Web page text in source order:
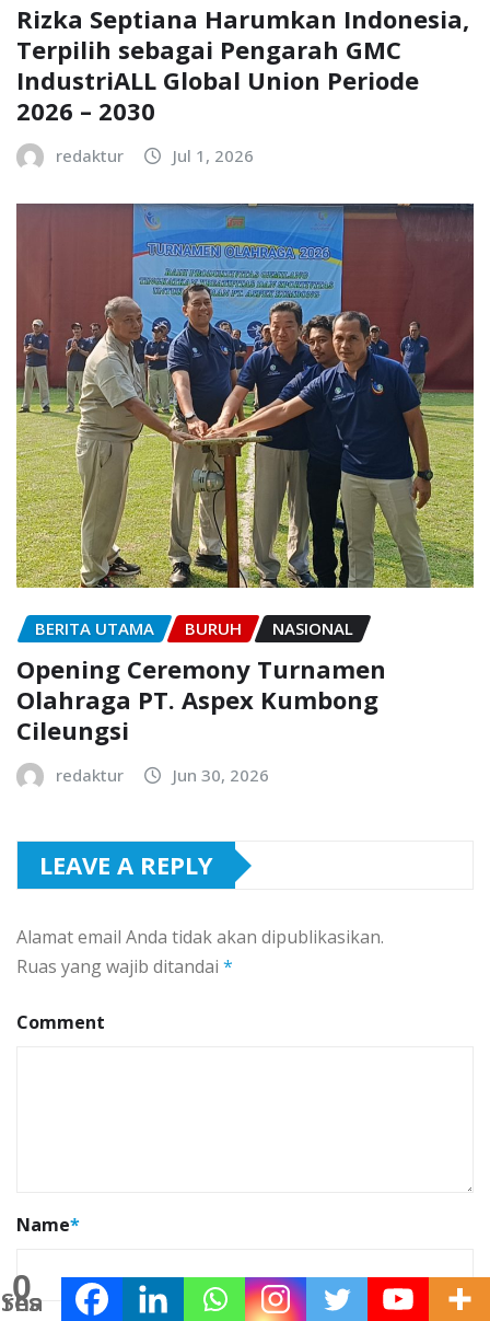
0
Shares
Rizka Septiana Harumkan Indonesia,
Terpilih sebagai Pengarah GMC
IndustriALL Global Union Periode
2026 – 2030
redaktur Jul 1, 2026
BERITA UTAMA BURUH NASIONAL
Opening Ceremony Turnamen
Olahraga PT. Aspex Kumbong
Cileungsi
redaktur Jun 30, 2026
LEAVE A REPLY
Alamat email Anda tidak akan dipublikasikan.
Ruas yang wajib ditandai *
Comment
Name*